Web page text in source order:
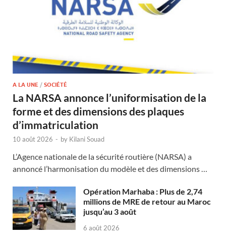
A LA UNE / SOCIÉTÉ
La NARSA annonce l’uniformisation de la
forme et des dimensions des plaques
d’immatriculation
10 août 2026 - by Kilani Souad
L’Agence nationale de la sécurité routière (NARSA) a
annoncé l’harmonisation du modèle et des dimensions …
Opération Marhaba : Plus de 2,74
millions de MRE de retour au Maroc
jusqu’au 3 août
6 août 2026